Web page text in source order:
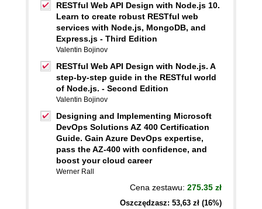
RESTful Web API Design with Node.js 10.
Learn to create robust RESTful web
services with Node.js, MongoDB, and
Express.js - Third Edition
Valentin Bojinov
RESTful Web API Design with Node.js. A
step-by-step guide in the RESTful world
of Node.js. - Second Edition
Valentin Bojinov
Designing and Implementing Microsoft
DevOps Solutions AZ 400 Certification
Guide. Gain Azure DevOps expertise,
pass the AZ-400 with confidence, and
boost your cloud career
Werner Rall
Cena zestawu: 275.35 zł
Oszczędzasz: 53,63 zł (16%)